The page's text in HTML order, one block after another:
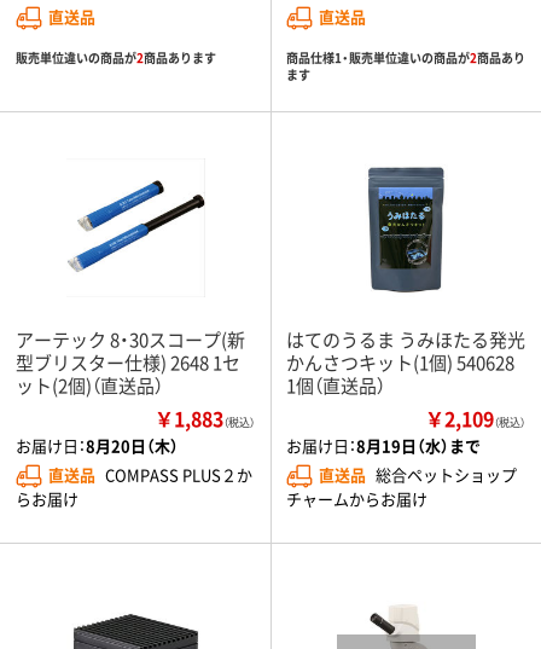
直送品
販売単位違いの商品が2商品あります
直送品
商品仕様1・販売単位違いの商品が2商品あり
ます
アーテック 8・30スコープ(新
型ブリスター仕様) 2648 1セ
ット(2個)（直送品）
￥1,883（税込）
お届け日：8月20日（木）
直送品 COMPASS PLUS２か
らお届け
はてのうるま うみほたる発光
かんさつキット(1個) 540628
1個（直送品）
￥2,109（税込）
お届け日：8月19日（水）まで
直送品 総合ペットショップ
チャームからお届け